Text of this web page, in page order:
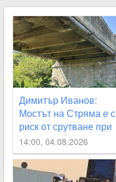
Димитър Иванов:
Мостът на Стряма е с
риск от срутване при
наводнение
14:00, 04.08.2026